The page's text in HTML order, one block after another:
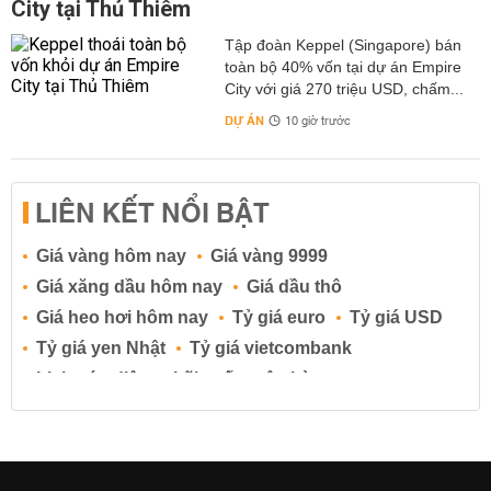
City tại Thủ Thiêm
Tập đoàn Keppel (Singapore) bán
toàn bộ 40% vốn tại dự án Empire
City với giá 270 triệu USD, chấm...
DỰ ÁN 10 giờ trước
LIÊN KẾT NỔI BẬT
Giá vàng hôm nay
Giá vàng 9999
Giá xăng dầu hôm nay
Giá dầu thô
Giá heo hơi hôm nay
Tỷ giá euro
Tỷ giá USD
Tỷ giá yen Nhật
Tỷ giá vietcombank
Lịch cúp điện
Lãi suất ngân hàng
Lãi suất tiết kiệm
Lãi suất tiền gửi